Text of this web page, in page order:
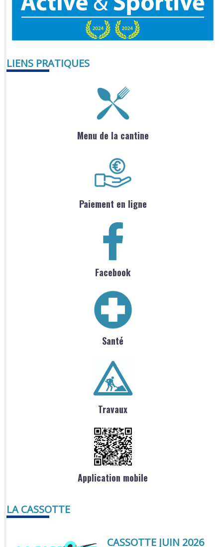
LIENS PRATIQUES
Menu de la cantine
Paiement en ligne
Facebook
Santé
Travaux
Application mobile
LA CASSOTTE
CASSOTTE JUIN 2026